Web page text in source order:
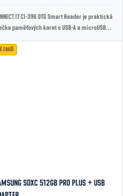
IT CI-396 OTG Smart Reader je praktická
paměťových karet s USB-A a microUSB
ZBOŽÍ
SDXC 512GB PRO PLUS + USB